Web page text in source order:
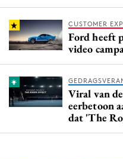
CUSTOMER
Ford heeft
video
Viral van
eerbetoon
dat 'The